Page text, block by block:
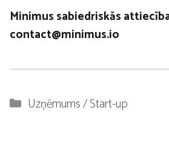
Minimus sabiedriskās
contact@minimus.io
Kategorijas
Uzņēmums / Start-up